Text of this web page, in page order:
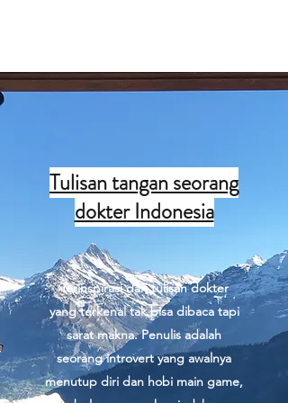
Tulisan tangan seorang
dokter Indonesia
Terinspirasi dari tulisan dokter
yang terkenal tak bisa dibaca tapi
sarat makna. Penulis adalah
seorang introvert yang awalnya
menutup diri dan hobi main game,